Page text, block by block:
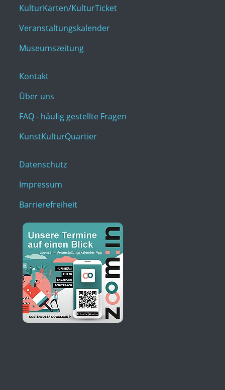
KulturKarten/KulturTicket
Veranstaltungskalender
Museumszeitung
Kontakt
Über uns
FAQ - häufig gestellte Fragen
KunstKulturQuartier
Datenschutz
Impressum
Barrierefreiheit